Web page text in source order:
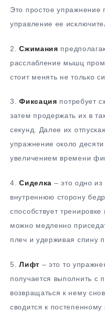
Это простое упражнение
управление ее
2.​Сжимания
расслабление мышц
стоит менять не только
3.​Фиксация потребует
затем продержать их в
секунд. Далее их
упражнение около
увеличением времени
4.​Сиделка – это одно
внутреннюю сторону
способствует
можно медленно
плеч и удерживая спину
5.​Лифт – это то
получается выполнить с
возвращаться к нему
сводится к